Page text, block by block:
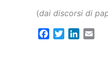
(dai discorsi di